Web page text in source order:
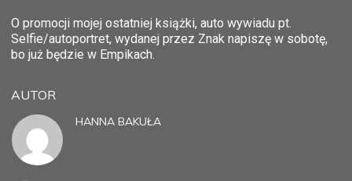
O promocji mojej ostatniej książki, auto wywiadu pt.
Selfie/autoportret, wydanej przez Znak napiszę w sobotę,
bo już będzie w Empikach.
AUTOR
HANNA BAKUŁA